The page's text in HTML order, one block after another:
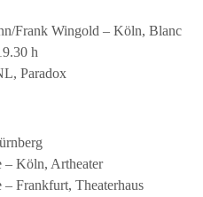
Frank Wingold – Köln, Blanc
h
Paradox
– Köln, Artheater
Frankfurt, Theaterhaus